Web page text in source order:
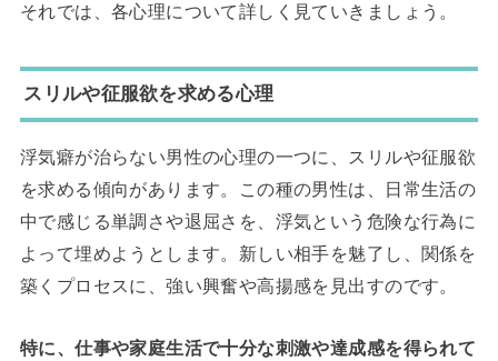
それでは、各心理について詳しく見ていきましょう。
スリルや征服欲を求める心理
浮気癖が治らない男性の心理の一つに、スリルや征服欲
を求める傾向があります。この種の男性は、日常生活の
中で感じる単調さや退屈さを、浮気という危険な行為に
よって埋めようとします。新しい相手を魅了し、関係を
築くプロセスに、強い興奮や高揚感を見出すのです。
特に、仕事や家庭生活で十分な刺激や達成感を得られて